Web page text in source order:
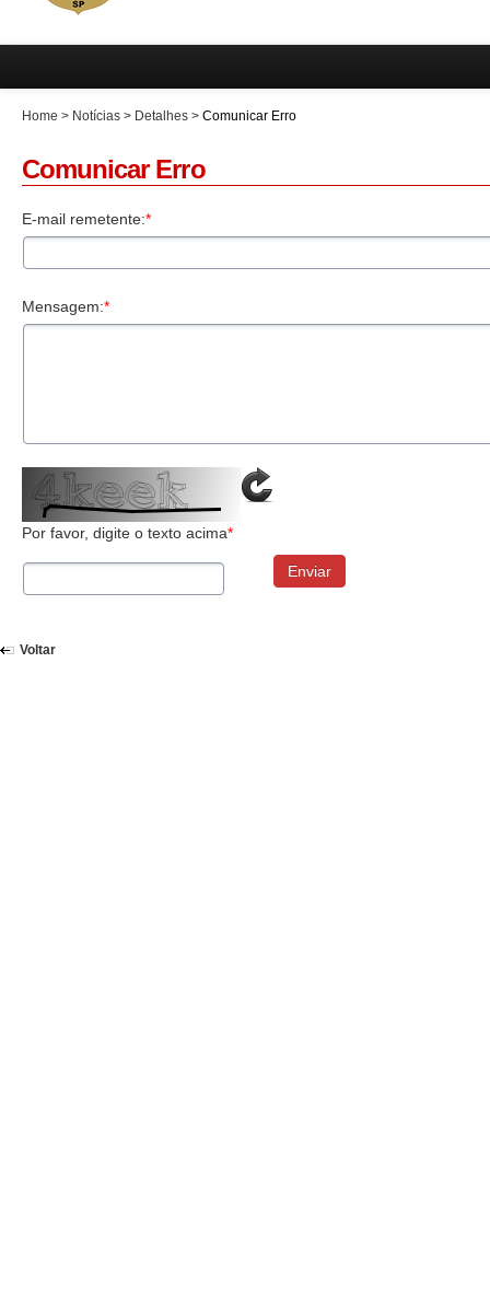
Home > Notícias > Detalhes > Comunicar Erro
Comunicar Erro
E-mail remetente:*
Mensagem:*
Por favor, digite o texto acima*
Enviar
Voltar